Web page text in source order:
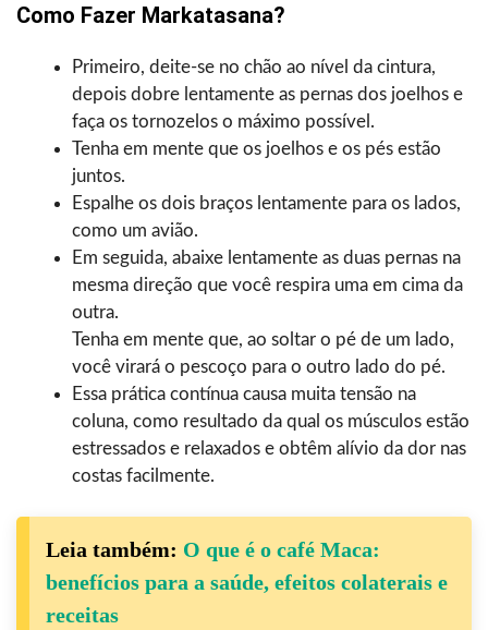
Como Fazer Markatasana?
Primeiro, deite-se no chão ao nível da cintura,
depois dobre lentamente as pernas dos joelhos e
faça os tornozelos o máximo possível.
Tenha em mente que os joelhos e os pés estão
juntos.
Espalhe os dois braços lentamente para os lados,
como um avião.
Em seguida, abaixe lentamente as duas pernas na
mesma direção que você respira uma em cima da
outra.
Tenha em mente que, ao soltar o pé de um lado,
você virará o pescoço para o outro lado do pé.
Essa prática contínua causa muita tensão na
coluna, como resultado da qual os músculos estão
estressados e relaxados e obtêm alívio da dor nas
costas facilmente.
Leia também: O que é o café Maca:
benefícios para a saúde, efeitos colaterais e
receitas